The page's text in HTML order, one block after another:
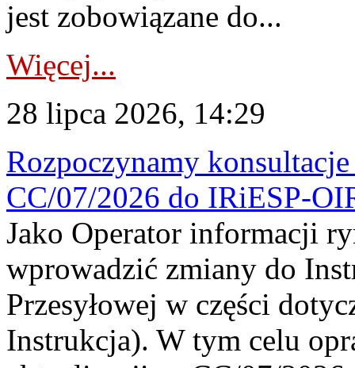
jest zobowiązane do...
Więcej...
28 lipca 2026, 14:29
Rozpoczynamy
CC/07/2026 do IRiESP-
Jako Operator informacji
wprowadzić zmiany do
Przesyłowej w części
Instrukcja). W tym celu